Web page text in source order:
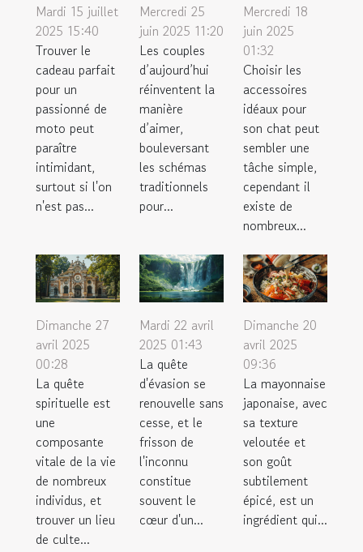
Mardi 15 juillet
2025 15:40
Trouver le
cadeau parfait
pour un
passionné de
moto peut
paraître
intimidant,
surtout si l'on
n'est pas...
Mercredi 25
juin 2025 11:20
Les couples
d’aujourd’hui
réinventent la
manière
d’aimer,
bouleversant
les schémas
traditionnels
pour...
Mercredi 18
juin 2025
01:32
Choisir les
accessoires
idéaux pour
son chat peut
sembler une
tâche simple,
cependant il
existe de
nombreux...
Dimanche 27
avril 2025
00:28
La quête
spirituelle est
une
composante
vitale de la vie
de nombreux
individus, et
trouver un lieu
de culte...
Mardi 22 avril
2025 01:43
La quête
d'évasion se
renouvelle sans
cesse, et le
frisson de
l'inconnu
constitue
souvent le
cœur d'un...
Dimanche 20
avril 2025
09:36
La mayonnaise
japonaise, avec
sa texture
veloutée et
son goût
subtilement
épicé, est un
ingrédient qui...